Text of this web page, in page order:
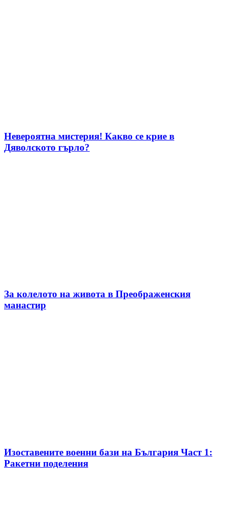
Невероятна мистерия! Какво се крие в
Дяволското гърло?
За колелото на живота в Преображенския
манастир
Изоставените военни бази на България Част 1:
Ракетни поделения